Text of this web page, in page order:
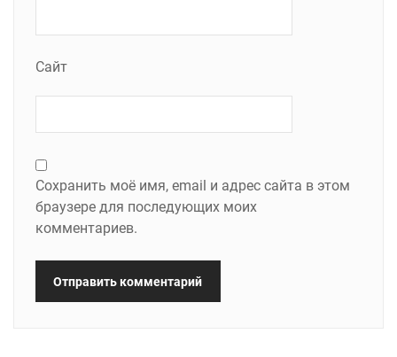
Сайт
Сохранить моё имя, email и адрес сайта в этом
браузере для последующих моих
комментариев.